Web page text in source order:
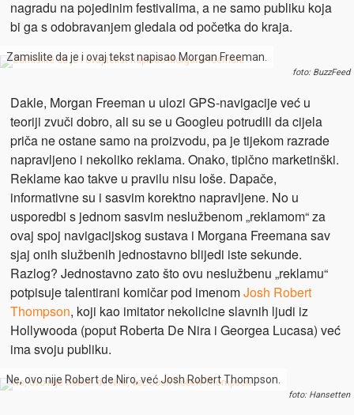
nagradu na pojedinim festivalima, a ne samo publiku koja
bi ga s odobravanjem gledala od početka do kraja.
Zamislite da je i ovaj tekst napisao Morgan Freeman.
foto: BuzzFeed
Dakle, Morgan Freeman u ulozi GPS-navigacije već u
teoriji zvuči dobro, ali su se u Googleu potrudili da cijela
priča ne ostane samo na proizvodu, pa je tijekom razrade
napravljeno i nekoliko reklama. Onako, tipično marketinški.
Reklame kao takve u pravilu nisu loše. Dapače,
informativne su i sasvim korektno napravljene. No u
usporedbi s jednom sasvim neslužbenom „reklamom“ za
ovaj spoj navigacijskog sustava i Morgana Freemana sav
sjaj onih službenih jednostavno blijedi iste sekunde.
Razlog? Jednostavno zato što ovu neslužbenu „reklamu“
potpisuje talentirani komičar pod imenomJosh Robert
Thompson, koji kao imitator nekolicine slavnih ljudi iz
Hollywooda (poput Roberta De Nira i Georgea Lucasa) već
ima svoju publiku.
Ne, ovo nije Robert de Niro, već Josh Robert Thompson.
foto: Hansetten